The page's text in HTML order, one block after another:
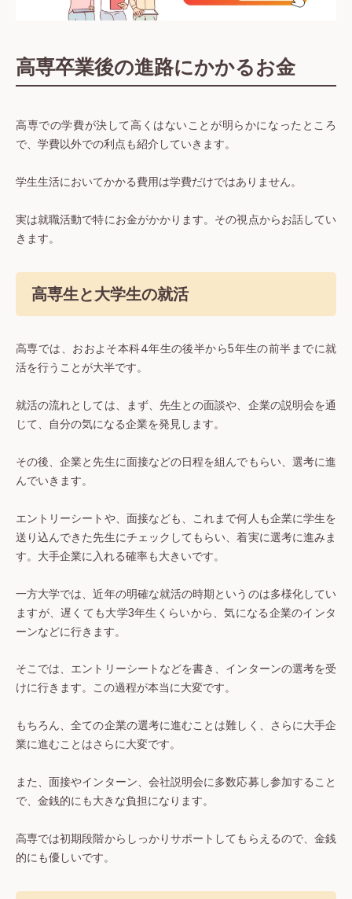
高専卒業後の進路にかかるお金
高専での学費が決して高くはないことが明らかになったところ
で、学費以外での利点も紹介していきます。
学生生活においてかかる費用は学費だけではありません。
実は就職活動で特にお金がかかります。その視点からお話してい
きます。
高専生と大学生の就活
高専では、おおよそ本科4年生の後半から5年生の前半までに就
活を行うことが大半です。
就活の流れとしては、まず、先生との面談や、企業の説明会を通
じて、自分の気になる企業を発見します。
その後、企業と先生に面接などの日程を組んでもらい、選考に進
んでいきます。
エントリーシートや、面接なども、これまで何人も企業に学生を
送り込んできた先生にチェックしてもらい、着実に選考に進みま
す。大手企業に入れる確率も大きいです。
一方大学では、近年の明確な就活の時期というのは多様化してい
ますが、遅くても大学3年生くらいから、気になる企業のインタ
ーンなどに行きます。
そこでは、エントリーシートなどを書き、インターンの選考を受
けに行きます。この過程が本当に大変です。
もちろん、全ての企業の選考に進むことは難しく、さらに大手企
業に進むことはさらに大変です。
また、面接やインターン、会社説明会に多数応募し参加すること
で、金銭的にも大きな負担になります。
高専では初期段階からしっかりサポートしてもらえるので、金銭
的にも優しいです。